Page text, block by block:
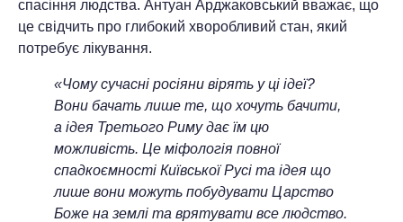
спасіння людства. Антуан Арджаковський вважає, що
це свідчить про глибокий хворобливий стан, який
потребує лікування.
«Чому сучасні росіяни вірять у ці ідеї?
Вони бачать лише те, що хочуть бачити,
а ідея Третього Риму дає їм цю
можливість. Це міфологія повної
спадкоємності Київської Русі та ідея що
лише вони можуть побудувати Царство
Боже на землі та врятувати все людство.